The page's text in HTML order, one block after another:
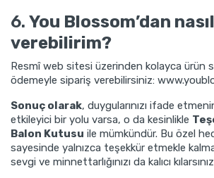
6. You Blossom’dan
verebilirim?
Resmî web sitesi üzerinden kolayca ürün
ödemeyle sipariş verebilirsiniz:
Sonuç olarak, duygularınızı ifade
etkileyici bir yolu varsa, o da kesinlikle
Balon Kutusu ile mümkündür. Bu özel
sayesinde yalnızca teşekkür etmekle
sevgi ve minnettarlığınızı da kalıcı